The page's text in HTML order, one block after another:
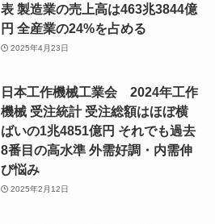
表 製造業の売上高は463兆3844億
円 全産業の24%を占める
2025年4月23日
日本工作機械工業会 2024年工作
機械 受注統計 受注総額はほぼ横
ばいの1兆4851億円 それでも過去
8番目の高水準 外需好調・内需伸
び悩み
2025年2月12日